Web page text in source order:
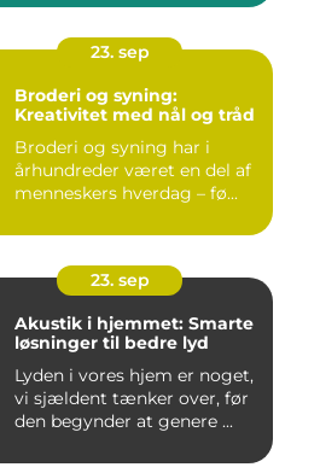
23. sep
Broderi og syning:
Kreativitet med nål og tråd
Broderi og syning har i
århundreder været en del af
menneskers hverdag – fø...
23. sep
Akustik i hjemmet: Smarte
løsninger til bedre lyd
Lyden i vores hjem er noget,
vi sjældent tænker over, før
den begynder at genere ...